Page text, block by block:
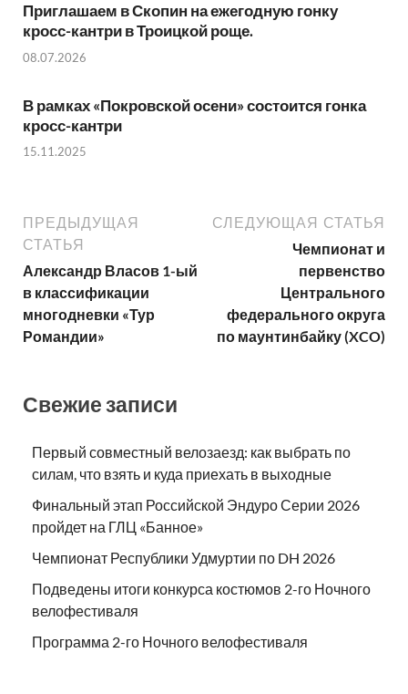
Приглашаем в Скопин на ежегодную гонку
кросс-кантри в Троицкой роще.
08.07.2026
В рамках «Покровской осени» состоится гонка
кросс-кантри
15.11.2025
ПРЕДЫДУЩАЯ
СТАТЬЯ
Александр Власов 1-ый
в классификации
многодневки «Тур
Романдии»
СЛЕДУЮЩАЯ СТАТЬЯ
Чемпионат и
первенство
Центрального
федерального округа
по маунтинбайку (XCO)
Свежие записи
Первый совместный велозаезд: как выбрать по
силам, что взять и куда приехать в выходные
Финальный этап Российской Эндуро Серии 2026
пройдет на ГЛЦ «Банное»
Чемпионат Республики Удмуртии по DH 2026
Подведены итоги конкурса костюмов 2-го Ночного
велофестиваля
Программа 2-го Ночного велофестиваля